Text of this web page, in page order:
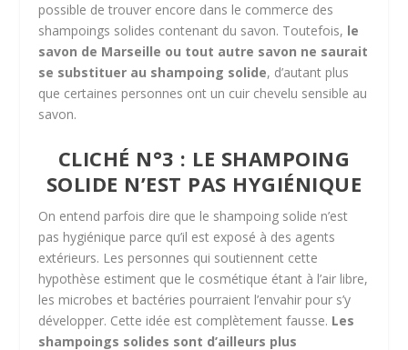
possible de trouver encore dans le commerce des
shampoings solides contenant du savon. Toutefois, le
savon de Marseille ou tout autre savon ne saurait
se substituer au shampoing solide, d’autant plus
que certaines personnes ont un cuir chevelu sensible au
savon.
CLICHÉ N°3 : LE SHAMPOING
SOLIDE N’EST PAS HYGIÉNIQUE
On entend parfois dire que le shampoing solide n’est
pas hygiénique parce qu’il est exposé à des agents
extérieurs. Les personnes qui soutiennent cette
hypothèse estiment que le cosmétique étant à l’air libre,
les microbes et bactéries pourraient l’envahir pour s’y
développer. Cette idée est complètement fausse. Les
shampoings solides sont d’ailleurs plus